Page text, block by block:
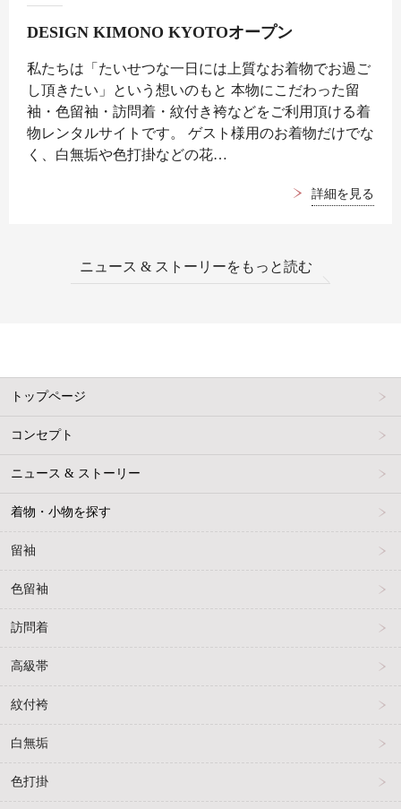
DESIGN KIMONO KYOTOオープン
私たちは「たいせつな一日には上質なお着物でお過ご
し頂きたい」という想いのもと 本物にこだわった留
袖・色留袖・訪問着・紋付き袴などをご利用頂ける着
物レンタルサイトです。 ゲスト様用のお着物だけでな
く、白無垢や色打掛などの花…
詳細を見る
ニュース & ストーリーをもっと読む
トップページ
コンセプト
ニュース & ストーリー
着物・小物を探す
留袖
色留袖
訪問着
高級帯
紋付袴
白無垢
色打掛